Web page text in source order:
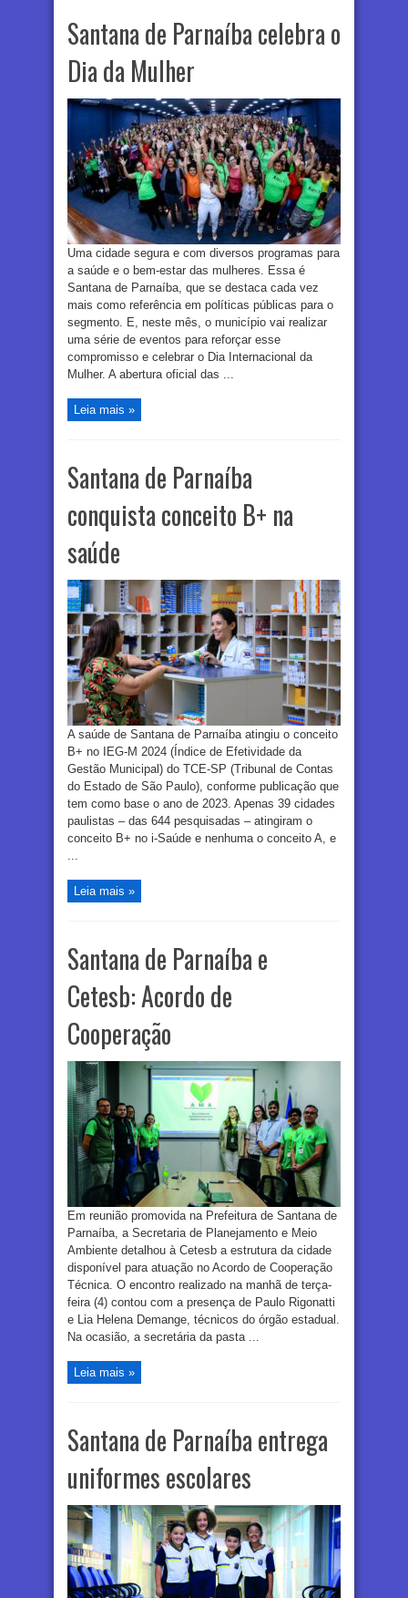
Santana de Parnaíba celebra o
Dia da Mulher
Uma cidade segura e com diversos programas para
a saúde e o bem-estar das mulheres. Essa é
Santana de Parnaíba, que se destaca cada vez
mais como referência em políticas públicas para o
segmento. E, neste mês, o município vai realizar
uma série de eventos para reforçar esse
compromisso e celebrar o Dia Internacional da
Mulher. A abertura oficial das ...
Leia mais »
Santana de Parnaíba
conquista conceito B+ na
saúde
A saúde de Santana de Parnaíba atingiu o conceito
B+ no IEG-M 2024 (Índice de Efetividade da
Gestão Municipal) do TCE-SP (Tribunal de Contas
do Estado de São Paulo), conforme publicação que
tem como base o ano de 2023. Apenas 39 cidades
paulistas – das 644 pesquisadas – atingiram o
conceito B+ no i-Saúde e nenhuma o conceito A, e
...
Leia mais »
Santana de Parnaíba e
Cetesb: Acordo de
Cooperação
Em reunião promovida na Prefeitura de Santana de
Parnaíba, a Secretaria de Planejamento e Meio
Ambiente detalhou à Cetesb a estrutura da cidade
disponível para atuação no Acordo de Cooperação
Técnica. O encontro realizado na manhã de terça-
feira (4) contou com a presença de Paulo Rigonatti
e Lia Helena Demange, técnicos do órgão estadual.
Na ocasião, a secretária da pasta ...
Leia mais »
Santana de Parnaíba entrega
uniformes escolares